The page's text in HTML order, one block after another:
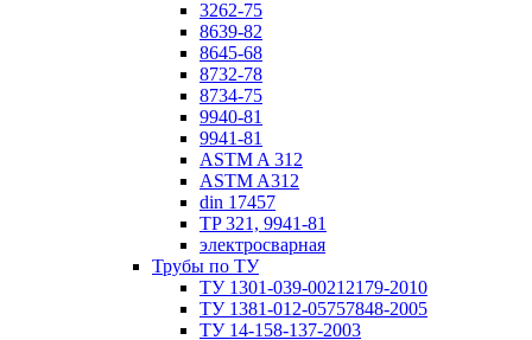
3262-75
8639-82
8645-68
8732-78
8734-75
9940-81
9941-81
ASTM A 312
ASTM A312
din 17457
TP 321, 9941-81
электросварная
Трубы по ТУ
ТУ 1301-039-00212179-2010
ТУ 1381-012-05757848-2005
ТУ 14-158-137-2003